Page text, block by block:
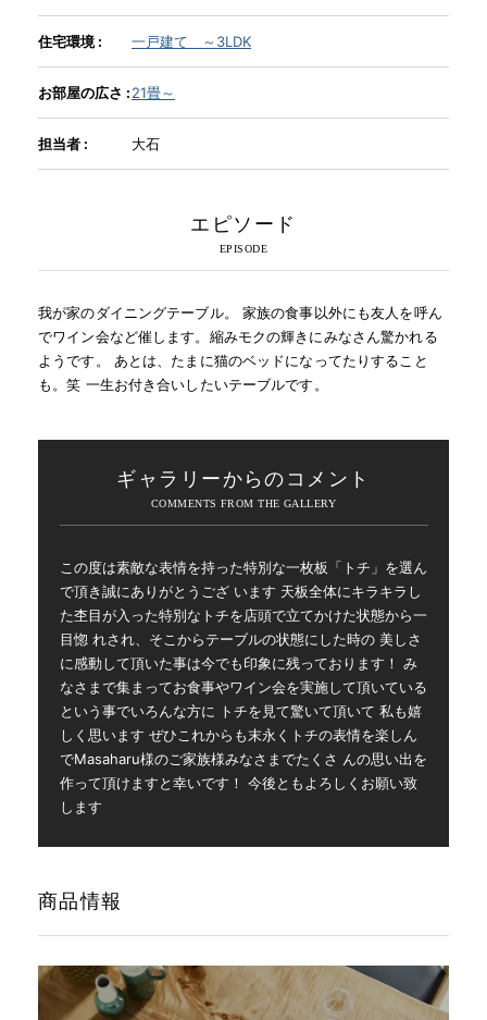
INFORMATION
MOKUBA CHANNEL
よくあるご質問
住宅環境 : 一戸建て ～3LDK
お部屋の広さ :21畳～
担当者 : 大石
エピソード
我が家のダイニングテーブル。 家族の食事以外にも友人を呼ん
でワイン会など催します。縮みモクの輝きにみなさん驚かれる
ようです。 あとは、たまに猫のベッドになってたりすること
も。笑 一生お付き合いしたいテーブルです。
ギャラリーからのコメント
この度は素敵な表情を持った特別な一枚板「トチ」を選ん
で頂き誠にありがとうござ います 天板全体にキラキラし
た杢目が入った特別なトチを店頭で立てかけた状態から一
目惚 れされ、そこからテーブルの状態にした時の 美しさ
に感動して頂いた事は今でも印象に残っております！ み
なさまで集まってお食事やワイン会を実施して頂いている
という事でいろんな方に トチを見て驚いて頂いて 私も嬉
しく思います ぜひこれからも末永くトチの表情を楽しん
でMasaharu様のご家族様みなさまでたくさ んの思い出を
作って頂けますと幸いです！ 今後ともよろしくお願い致
します
商品情報